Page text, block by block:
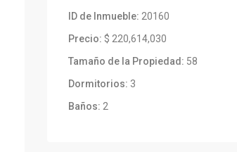
ID de Inmueble: 20160
Precio: $ 220,614,030
Tamaño de la Propiedad: 58
Dormitorios: 3
Baños: 2